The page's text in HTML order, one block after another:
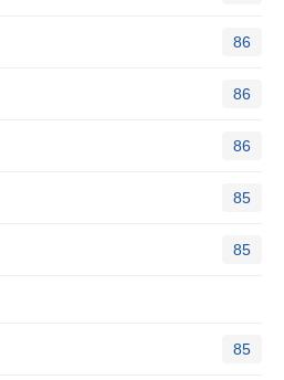
86
86
86
85
85
85